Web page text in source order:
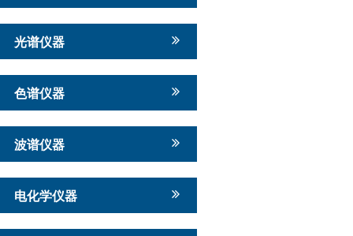
光谱仪器
色谱仪器
波谱仪器
电化学仪器